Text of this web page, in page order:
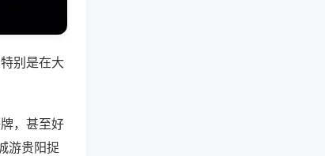
别是在大
，甚至好
游贵阳捉